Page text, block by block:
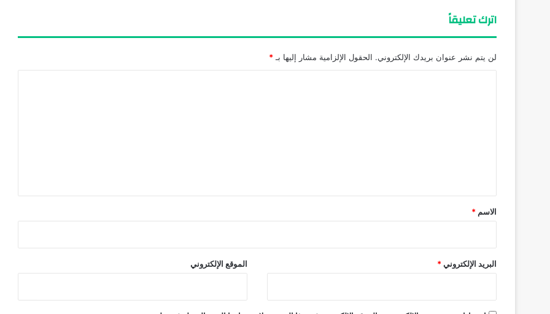
اترك تعليقاً
لن يتم نشر عنوان بريدك الإلكتروني. الحقول الإلزامية مشار إليها بـ *
*
الاسم *
البريد الإلكتروني * الموقع الإلكتروني